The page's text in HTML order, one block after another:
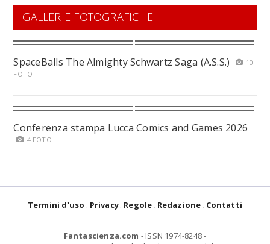
GALLERIE FOTOGRAFICHE
SpaceBalls The Almighty Schwartz Saga (A.S.S.)
10
FOTO
Conferenza stampa Lucca Comics and Games 2026
4 FOTO
Termini d'uso Privacy Regole Redazione Contatti
Fantascienza.com - ISSN 1974-8248 -